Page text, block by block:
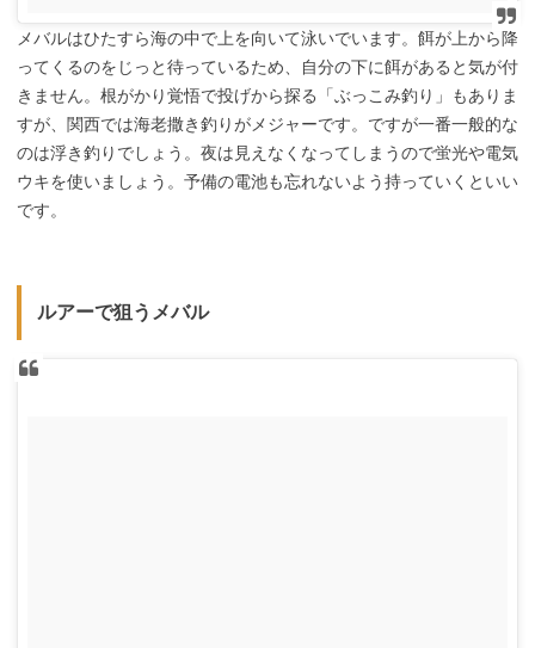
メバルはひたすら海の中で上を向いて泳いでいます。餌が上から降
ってくるのをじっと待っているため、自分の下に餌があると気が付
きません。根がかり覚悟で投げから探る「ぶっこみ釣り」もありま
すが、関西では海老撒き釣りがメジャーです。ですが一番一般的な
のは浮き釣りでしょう。夜は見えなくなってしまうので蛍光や電気
ウキを使いましょう。予備の電池も忘れないよう持っていくといい
です。
ルアーで狙うメバル